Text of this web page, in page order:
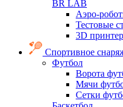
BR LAB
Аэро-
Тестовые
3D
Спортивное
Футбол
Ворота
Мячи
Сетки